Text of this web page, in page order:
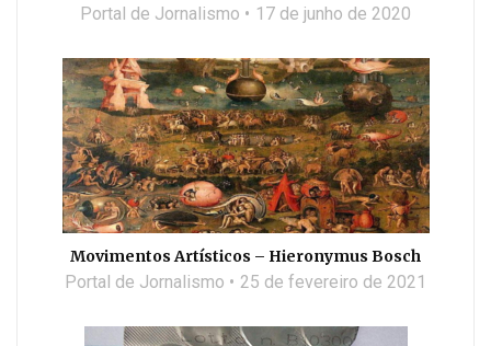
Portal de Jornalismo 17 de junho de 2020
Movimentos Artísticos – Hieronymus Bosch
Portal de Jornalismo 25 de fevereiro de 2021